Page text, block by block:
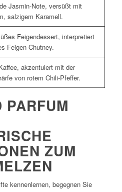
Jasmin-Note, versüßt mit
salzigem Karamell.
Feigendessert, interpretiert
Feigen-Chutney.
akzentuiert mit der
von rotem Chili-Pfeffer.
PARFUM
ZUM
kennenlernen, begegnen Sie